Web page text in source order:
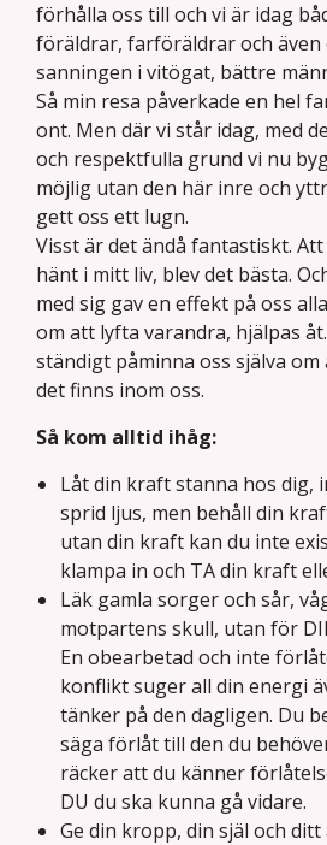
förhålla oss till och vi är idag
föräldrar, farföräldrar och även
sanningen i vitögat, bättre
Så min resa påverkade en hel
ont. Men där vi står idag, med
och respektfulla grund vi nu
möjlig utan den här inre och
gett oss ett lugn.
Visst är det ändå fantastiskt.
hänt i mitt liv, blev det bästa.
med sig gav en effekt på oss
om att lyfta varandra, hjälpas
ständigt påminna oss själva om
det finns inom oss.
Så kom alltid ihåg:
Låt din kraft stanna hos dig,
sprid ljus, men behåll din
utan din kraft kan du inte
klampa in och TA din kraft
Läk gamla sorger och sår,
motpartens skull, utan för
En obearbetad och inte
konflikt suger all din energi
tänker på den dagligen. Du
säga förlåt till den du
räcker att du känner
DU du ska kunna gå vidare.
Ge din kropp, din själ och